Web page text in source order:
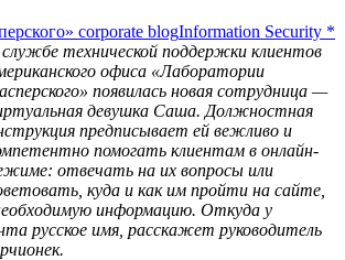
corporate blogInformation Security *
технической поддержки клиентов
офиса «Лаборатории
появилась новая сотрудница —
девушка Саша. Должностная
предписывает ей вежливо и
помогать клиентам в онлайн-
отвечать на их вопросы или
куда и как им пройти на сайте,
информацию. Откуда у
русское имя, расскажет руководитель